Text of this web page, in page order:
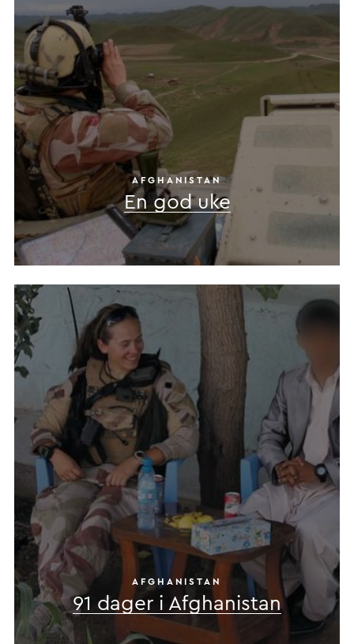
AFGHANISTAN
En god uke
AFGHANISTAN
91 dager i Afghanistan